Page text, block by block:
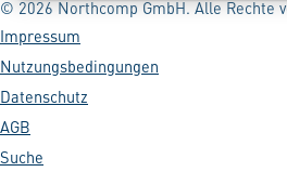
© 2026 Northcomp GmbH. Alle Rechte
Impressum
Nutzungsbedingungen
Datenschutz
AGB
Suche